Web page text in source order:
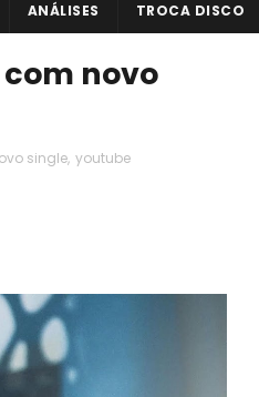
ANÁLISES TROCA DISCO
novo
single, youtube